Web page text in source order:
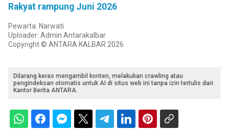
Rakyat rampung Juni 2026
Pewarta: Narwati
Uploader: Admin Antarakalbar
Copyright © ANTARA KALBAR 2026
Dilarang keras mengambil konten, melakukan crawling atau
pengindeksan otomatis untuk AI di situs web ini tanpa izin tertulis dari
Kantor Berita ANTARA.